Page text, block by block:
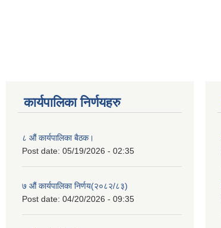
कार्यपालिका निर्णयहरु
८ औं कार्यपालिका बैठक।
Post date: 05/19/2026 - 02:35
७ औं कार्यपालिका निर्णय(२०८२/८३)
Post date: 04/20/2026 - 09:35